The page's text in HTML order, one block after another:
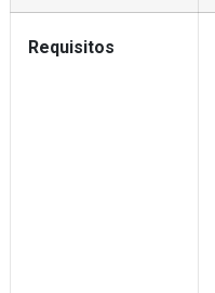
Requisitos